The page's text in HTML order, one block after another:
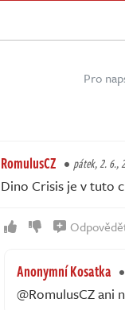
Pro
RomulusCZ pátek, 2. 6.,
Dino Crisis je v tuto
Anonymní Kosatka
@RomulusCZ ani